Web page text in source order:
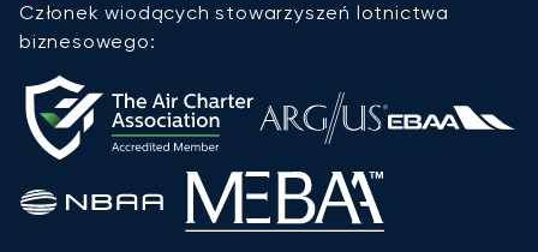
Członek wiodących stowarzyszeń lotnictwa
biznesowego: